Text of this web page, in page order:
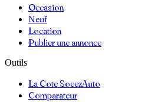
Occasion
Neuf
Location
Publier une annonce
Outils
La Cote SoeezAuto
Comparateur